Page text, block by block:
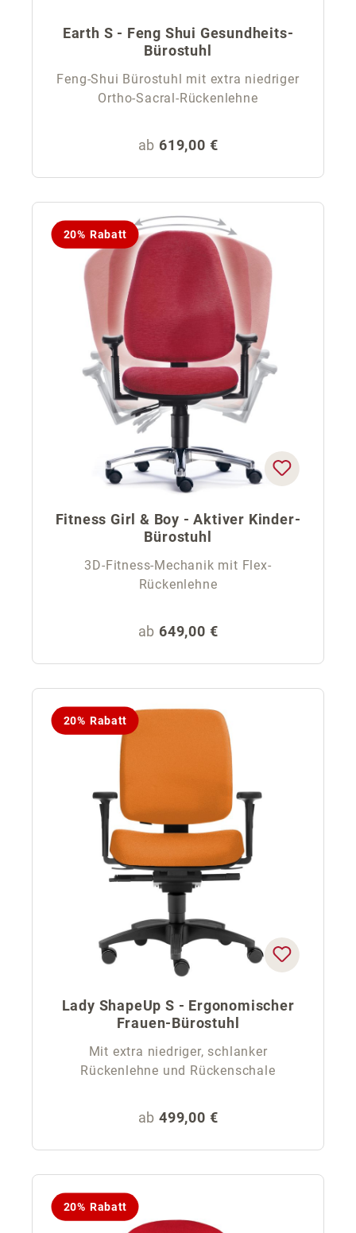
Earth S - Feng Shui Gesundheits-
Bürostuhl
Feng-Shui Bürostuhl mit extra niedriger
Ortho-Sacral-Rückenlehne
Regulärer Preis:
ab 619,00 €
20% Rabatt
Fitness Girl & Boy - Aktiver Kinder-
Bürostuhl
3D-Fitness-Mechanik mit Flex-
Rückenlehne
Regulärer Preis:
ab 649,00 €
20% Rabatt
Lady ShapeUp S - Ergonomischer
Frauen-Bürostuhl
Mit extra niedriger, schlanker
Rückenlehne und Rückenschale
Regulärer Preis:
ab 499,00 €
20% Rabatt